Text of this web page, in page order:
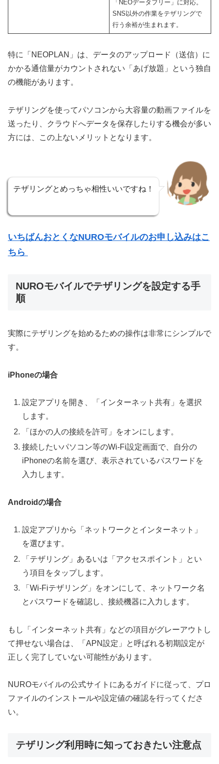
「NEOデータフリー」に対応。
SNS以外の作業をテザリングで
行う余裕が生まれます。
特に「NEOPLAN」は、データのアップロード（送信）に
かかる通信量がカウントされない「あげ放題」という独自
の機能があります。
テザリングを使ってパソコンから大容量の動画ファイルを
送ったり、クラウドへデータを保存したりする機会が多い
方には、この上ないメリットとなります。
テザリングとめっちゃ相性いいですね！
いちばんおとくなNUROモバイルのお申し込みはこ
ちら
NUROモバイルでテザリングを設定する手
順
実際にテザリングを始めるための操作は非常にシンプルで
す。
iPhoneの場合
設定アプリを開き、「インターネット共有」を選択
します。
「ほかの人の接続を許可」をオンにします。
接続したいパソコン等のWi-Fi設定画面で、自分の
iPhoneの名前を選び、表示されているパスワードを
入力します。
Androidの場合
設定アプリから「ネットワークとインターネット」
を選びます。
「テザリング」あるいは「アクセスポイント」とい
う項目をタップします。
「Wi-Fiテザリング」をオンにして、ネットワーク名
とパスワードを確認し、接続機器に入力します。
もし「インターネット共有」などの項目がグレーアウトし
て押せない場合は、「APN設定」と呼ばれる初期設定が
正しく完了していない可能性があります。
NUROモバイルの公式サイトにあるガイドに従って、プロ
ファイルのインストールや設定値の確認を行ってくださ
い。
テザリング利用時に知っておきたい注意点